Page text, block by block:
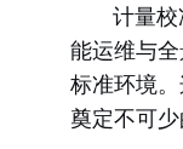
计量校准
能运维与
标准环境
奠定不可